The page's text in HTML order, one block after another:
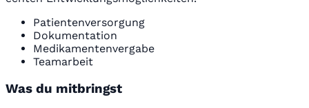
Patientenversorgung
Dokumentation
Medikamentenvergabe
Teamarbeit
Was du mitbringst